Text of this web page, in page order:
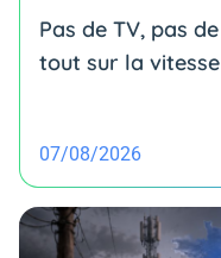
Pas de TV, pas
tout sur la
07/08/2026